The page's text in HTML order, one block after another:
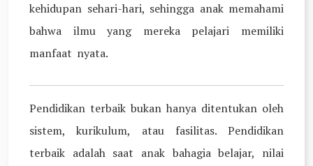
kehidupan sehari-hari, sehingga anak memahami
bahwa ilmu yang mereka pelajari memiliki
manfaat nyata.
Pendidikan terbaik bukan hanya ditentukan oleh
sistem, kurikulum, atau fasilitas. Pendidikan
terbaik adalah saat anak bahagia belajar, nilai